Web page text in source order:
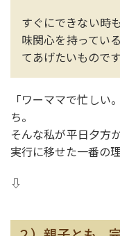
すぐにできない時
味関心を持ってい
てあげたいものです
「ワーママで忙しい
ち。
そんな私が平日夕方
実行に移せた一番の
⇩